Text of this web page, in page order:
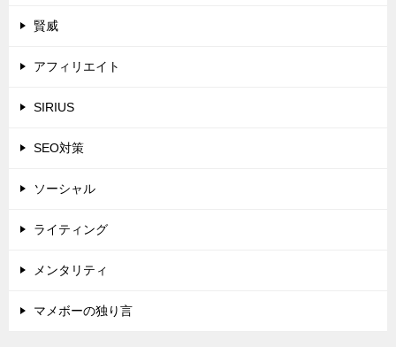
賢威
アフィリエイト
SIRIUS
SEO対策
ソーシャル
ライティング
メンタリティ
マメボーの独り言